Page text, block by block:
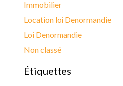
Immobilier
Location loi Denormandie
Loi Denormandie
Non classé
Étiquettes